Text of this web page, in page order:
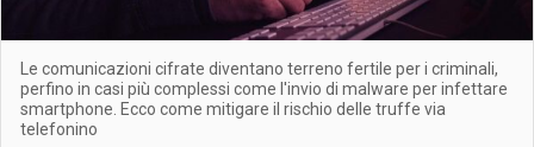
Le comunicazioni cifrate diventano terreno fertile per i criminali,
perfino in casi più complessi come l'invio di malware per infettare
smartphone. Ecco come mitigare il rischio delle truffe via
telefonino